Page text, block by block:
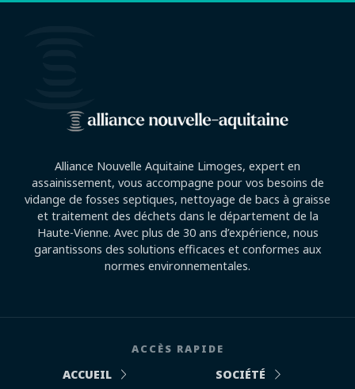
Alliance Nouvelle Aquitaine Limoges, expert en
assainissement, vous accompagne pour vos besoins de
vidange de fosses septiques, nettoyage de bacs à graisse
et traitement des déchets dans le département de la
Haute-Vienne. Avec plus de 30 ans d’expérience, nous
garantissons des solutions efficaces et conformes aux
normes environnementales.
ACCÈS RAPIDE
ACCUEIL
SOCIÉTÉ